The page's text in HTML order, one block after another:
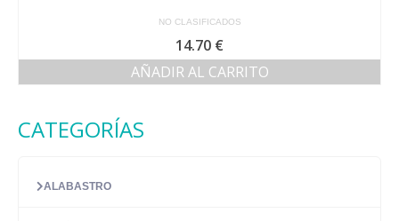
NO CLASIFICADOS
14.70 €
AÑADIR AL CARRITO
CATEGORÍAS
ALABASTRO